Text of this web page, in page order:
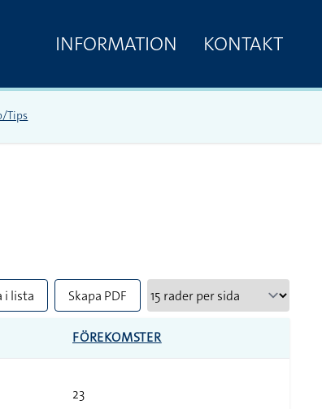
INFORMATION KONTAKT
Tips
i lista Skapa PDF
FÖREKOMSTER
23